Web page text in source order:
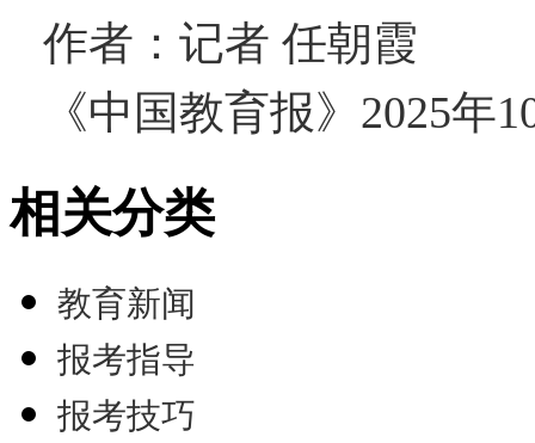
作者：记者 任朝霞
《中国教育报》2025年
相关分类
教育新闻
报考指导
报考技巧